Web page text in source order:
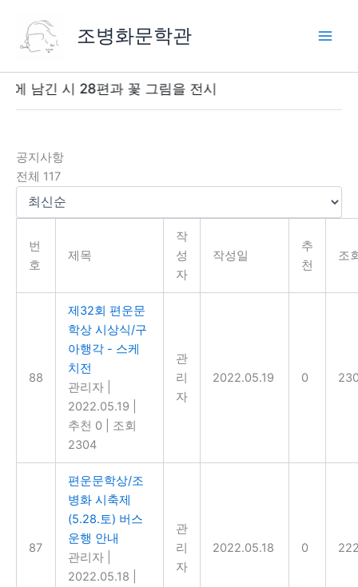
조병화문학관
남긴 시 28편과 꽃 그림을 전시
공지사항
전체 117
번
호
제목
작
성
자
작성일
추
천
조
88
제32회 편운문
학상 시상식/구
아행각 - 스케
치전
관리자
2022.05.19
추천 0
조회
2304
관
리
자
2022.05.19 0
87
편운문학상/조
병화 시축제
(5.28.토) 버스
운행 안내
관리자
2022.05.18
관
리
자
2022.05.18 0